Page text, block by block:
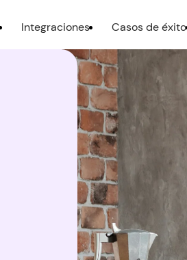
Integraciones Casos de éxito